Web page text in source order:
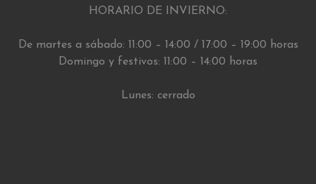
HORARIO DE INVIERNO:
De martes a sábado: 11:00 – 14:00 / 17:00 – 19:00 horas
Domingo y festivos: 11:00 – 14:00 horas
Lunes: cerrado